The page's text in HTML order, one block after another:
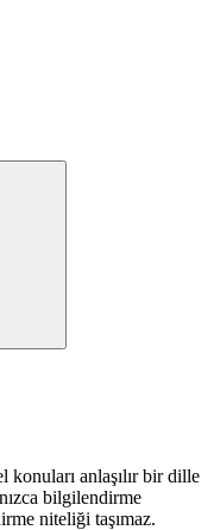
konuları anlaşılır bir dille
bilgilendirme
niteliği taşımaz.